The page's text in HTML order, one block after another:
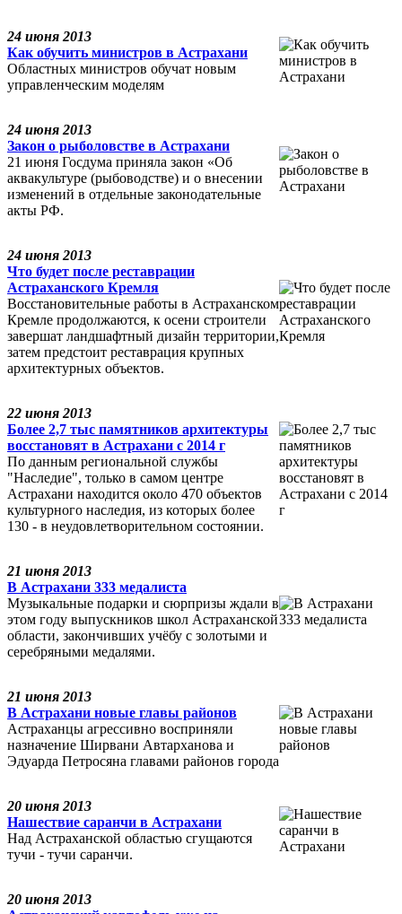
24 июня 2013
Как обучить министров в Астрахани
Областных министров обучат новым
управленческим моделям
24 июня 2013
Закон о рыболовстве в Астрахани
21 июня Госдума приняла закон «Об
аквакультуре (рыбоводстве) и о внесении
изменений в отдельные законодательные
акты РФ.
24 июня 2013
Что будет после реставрации
Астраханского Кремля
Восстановительные работы в Астраханском
Кремле продолжаются, к осени строители
завершат ландшафтный дизайн территории,
затем предстоит реставрация крупных
архитектурных объектов.
22 июня 2013
Более 2,7 тыс памятников архитектуры
восстановят в Астрахани с 2014 г
По данным региональной службы
"Наследие", только в самом центре
Астрахани находится около 470 объектов
культурного наследия, из которых более
130 - в неудовлетворительном состоянии.
21 июня 2013
В Астрахани 333 медалиста
Музыкальные подарки и сюрпризы ждали в
этом году выпускников школ Астраханской
области, закончивших учёбу с золотыми и
серебряными медалями.
21 июня 2013
В Астрахани новые главы районов
Астраханцы агрессивно восприняли
назначение Ширвани Автарханова и
Эдуарда Петросяна главами районов города
20 июня 2013
Нашествие саранчи в Астрахани
Над Астраханской областью сгущаются
тучи - тучи саранчи.
20 июня 2013